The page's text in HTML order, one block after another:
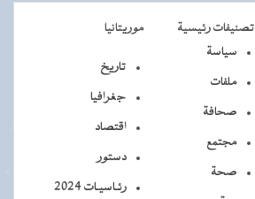
تصنيفات رئيسية
موريتانيا
سياسة
ملفات
صحافة
مجتمع
صحة
تاريخ
جغرافيا
اقتصاد
دستور
رئـاسيـات 2024